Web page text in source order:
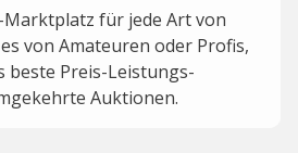
Marktplatz für jede Art von
von Amateuren oder Profis,
beste Preis-Leistungs-
Auktionen.